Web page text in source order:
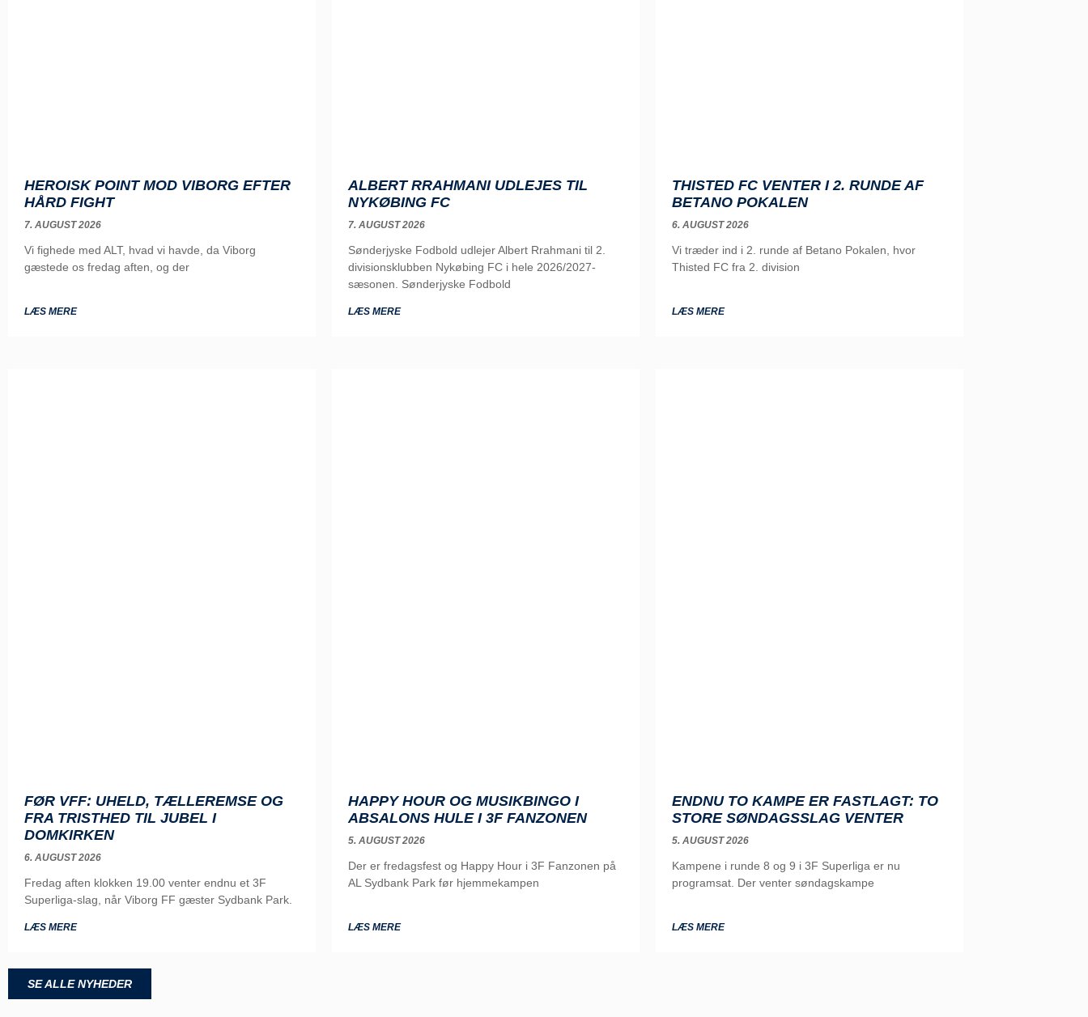
HEROISK POINT MOD VIBORG EFTER
HÅRD FIGHT
7. AUGUST 2026
Vi fighede med ALT, hvad vi havde, da Viborg
gæstede os fredag aften, og der
LÆS MERE
ALBERT RRAHMANI UDLEJES TIL
NYKØBING FC
7. AUGUST 2026
Sønderjyske Fodbold udlejer Albert Rrahmani til 2.
divisionsklubben Nykøbing FC i hele 2026/2027-
sæsonen. Sønderjyske Fodbold
LÆS MERE
THISTED FC VENTER I 2. RUNDE AF
BETANO POKALEN
6. AUGUST 2026
Vi træder ind i 2. runde af Betano Pokalen, hvor
Thisted FC fra 2. division
LÆS MERE
FØR VFF: UHELD, TÆLLEREMSE OG
FRA TRISTHED TIL JUBEL I
DOMKIRKEN
6. AUGUST 2026
Fredag aften klokken 19.00 venter endnu et 3F
Superliga-slag, når Viborg FF gæster Sydbank Park.
LÆS MERE
HAPPY HOUR OG MUSIKBINGO I
ABSALONS HULE I 3F FANZONEN
5. AUGUST 2026
Der er fredagsfest og Happy Hour i 3F Fanzonen på
AL Sydbank Park før hjemmekampen
LÆS MERE
ENDNU TO KAMPE ER FASTLAGT: TO
STORE SØNDAGSSLAG VENTER
5. AUGUST 2026
Kampene i runde 8 og 9 i 3F Superliga er nu
programsat. Der venter søndagskampe
LÆS MERE
SE ALLE NYHEDER